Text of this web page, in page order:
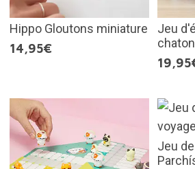
Hippo Gloutons miniature
14,95€
Jeu
Jeu